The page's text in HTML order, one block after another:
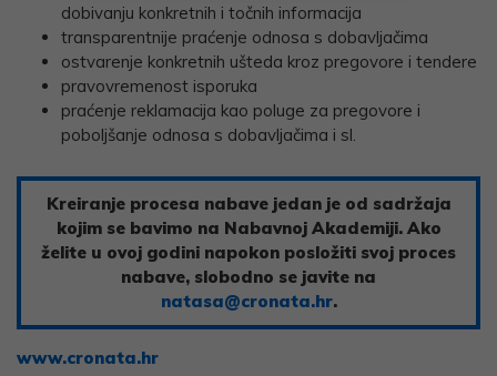
dobivanju konkretnih i točnih informacija
transparentnije praćenje odnosa s dobavljačima
ostvarenje konkretnih ušteda kroz pregovore i tendere
pravovremenost isporuka
praćenje reklamacija kao poluge za pregovore i
poboljšanje odnosa s dobavljačima i sl.
Kreiranje procesa nabave jedan je od sadržaja
kojim se bavimo na Nabavnoj Akademiji. Ako
želite u ovoj godini napokon posložiti svoj proces
nabave, slobodno se javite na
natasa@cronata.hr.
www.cronata.hr